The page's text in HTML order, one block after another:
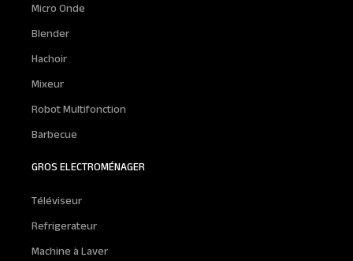
Micro Onde
Blender
Hachoir
Mixeur
Robot Multifonction
Barbecue
GROS ELECTROMÉNAGER
Téléviseur
Refrigerateur
Machine à Laver